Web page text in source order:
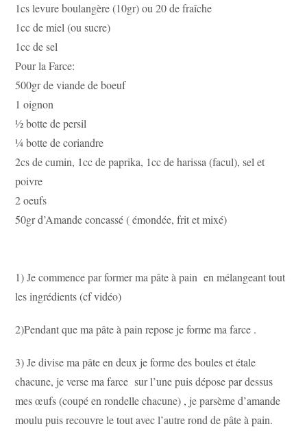
1cs levure boulangère (10gr) ou 20 de fraîche
1cc de miel (ou sucre)
1cc de sel
Pour la Farce:
500gr de viande de boeuf
1 oignon
½ botte de persil
¼ botte de coriandre
2cs de cumin, 1cc de paprika, 1cc de harissa (facul), sel et
poivre
2 oeufs
50gr d’Amande concassé ( émondée, frit et mixé)
1) Je commence par former ma pâte à pain en mélangeant tout
les ingrédients (cf vidéo)
2)Pendant que ma pâte à pain repose je forme ma farce .
3) Je divise ma pâte en deux je forme des boules et étale
chacune, je verse ma farce sur l’une puis dépose par dessus
mes œufs (coupé en rondelle chacune) , je parsème d’amande
moulu puis recouvre le tout avec l’autre rond de pâte à pain.